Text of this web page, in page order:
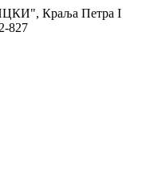
Краља Петра I
827